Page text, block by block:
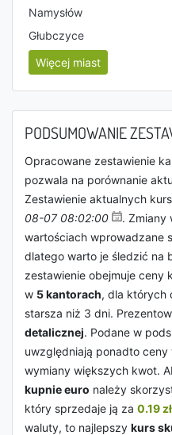
Namysłów
Głubczyce
Więcej miast
PODSUMOWANIE
Opracowane zestawienie
pozwala na porównanie
Zestawienie aktualnych
08-07 08:02:00
. Zmiany
wartościach wprowadzane
dlatego warto je śledzić na
zestawienie obejmuje ceny
w 5 kantorach, dla których
starsza niż 3 dni.
detalicznej. Podane w
uwzględniają ponadto
wymiany większych kwot.
kupnie euro należy
który sprzedaje ją za 0.19 zł
waluty, to najlepszy kurs